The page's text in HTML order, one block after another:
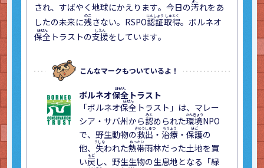
い青
ら
され、すばやく地球にかえります。今日の汚れをあ
したの未来に残さない。RSPO認証取得。ボルネオ
保全 トラストの支援をしています。
こんなマークもついているよ！
ボルネオ保全 トラスト
「ボルネオ保全 トラスト」は、マレー
シア・サバ州から認められた環境NPO
で、野生動物の救出 ・ 治療 ・ 保護の
他、 失われた熱帯雨林だった土地を買
い戻 し、野生生物の生息地となる「緑
排
20枚入
エネル
なる